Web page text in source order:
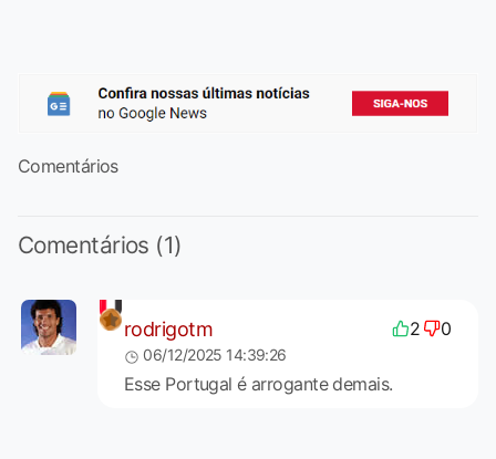
Comentários
Comentários (1)
rodrigotm 2 0
06/12/2025 14:39:26
Esse Portugal é arrogante demais.